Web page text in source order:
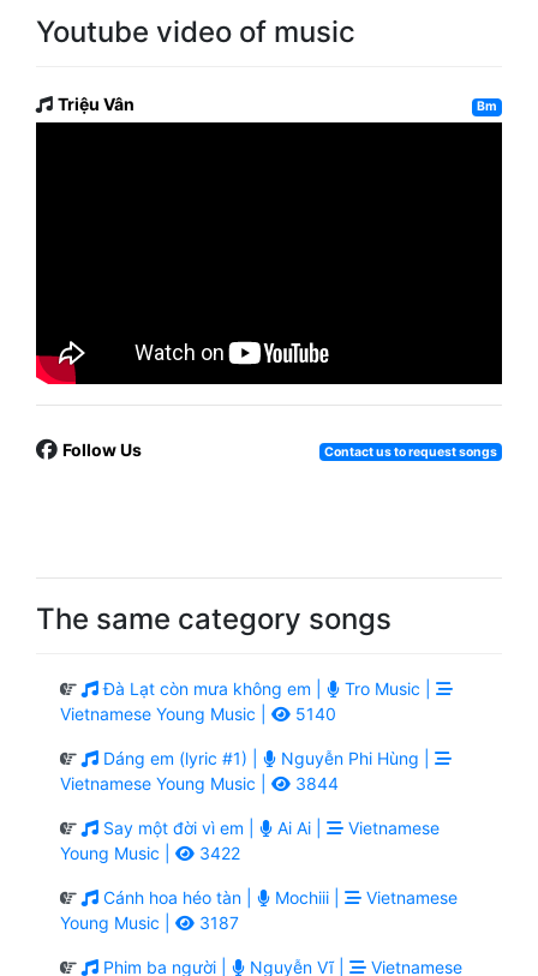
Youtube video of music
Triệu Vân Bm
Follow Us Contact us to request songs
The same category songs
Đà Lạt còn mưa không em |
Tro Music |
Vietnamese Young Music |
5140
Dáng em (lyric #1) |
Nguyễn Phi Hùng |
Vietnamese Young Music |
3844
Say một đời vì em | Ai Ai |
Vietnamese
Young Music |
3422
Cánh hoa héo tàn | Mochiii |
Vietnamese
Young Music |
3187
Phim ba người | Nguyễn Vĩ |
Vietnamese